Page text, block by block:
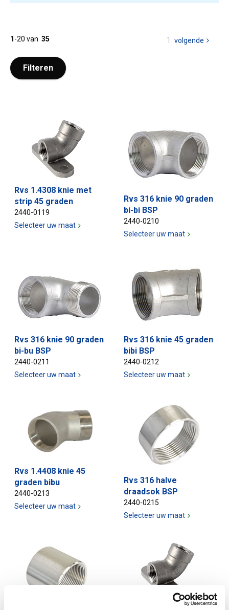
1-20 van 35
U1 volgende pagina
Filteren
Rvs 1.4308 knie met
strip 45 graden
2440-0119
Selecteer uw maat
Rvs 316 knie 90 graden
bi-bi BSP
2440-0210
Selecteer uw maat
Rvs 316 knie 90 graden
bi-bu BSP
2440-0211
Selecteer uw maat
Rvs 316 knie 45 graden
bibi BSP
2440-0212
Selecteer uw maat
Rvs 1.4408 knie 45
graden bibu
2440-0213
Selecteer uw maat
Rvs 316 halve
draadsok BSP
2440-0215
Selecteer uw maat